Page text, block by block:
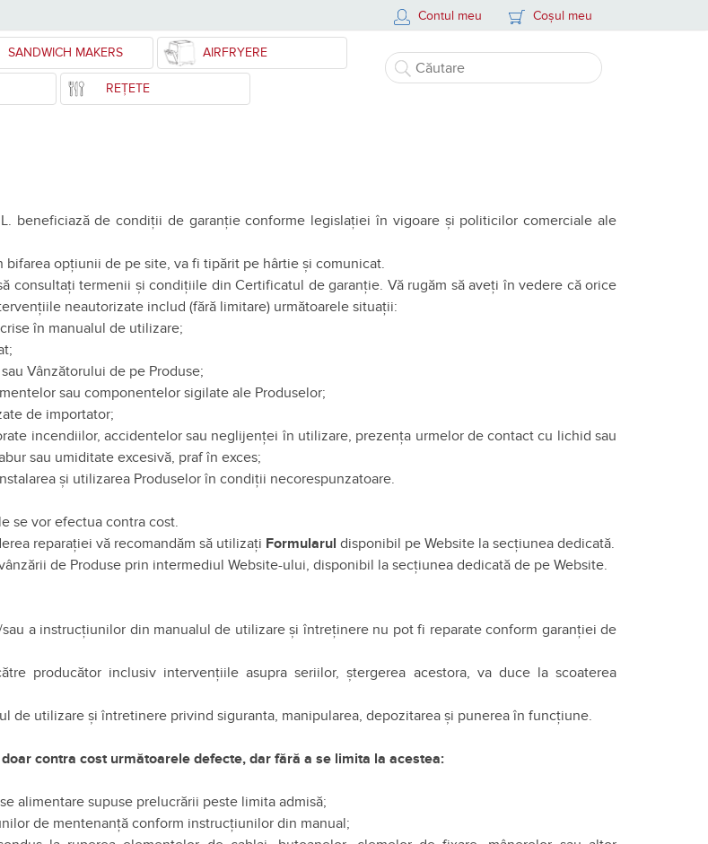
Contul meu Coșul meu
SANDWICH MAKERS AIRFRYERE
REȚETE
beneficiază de condiții de garanție conforme legislației în vigoare și politicilor comerciale ale
opțiunii de pe site, va fi tipărit pe hârtie și comunicat.
consultați termenii și condițiile din Certificatul de garanție. Vă rugăm să aveți în vedere că orice
neautorizate includ (fără limitare) următoarele situații:
în manualul de utilizare;
Vânzătorului de pe Produse;
sau componentelor sigilate ale Produselor;
de importator;
incendiilor, accidentelor sau neglijenţei în utilizare, prezenţa urmelor de contact cu lichid sau
sau umiditate excesivă, praf în exces;
şi utilizarea Produselor în condiţii necorespunzatoare.
se vor efectua contra cost.
reparației vă recomandăm să utilizați Formularul disponibil pe Website la secțiunea dedicată.
de Produse prin intermediul Website-ului, disponibil la secțiunea dedicată de pe Website.
a instrucțiunilor din manualul de utilizare și întreținere nu pot fi reparate conform garanției de
producător inclusiv intervențiile asupra seriilor, ștergerea acestora, va duce la scoaterea
de utilizare și întretinere privind siguranta, manipularea, depozitarea și punerea în funcțiune.
contra cost următoarele defecte, dar fără a se limita la acestea:
alimentare supuse prelucrării peste limita admisă;
de mentenanță conform instrucțiunilor din manual;